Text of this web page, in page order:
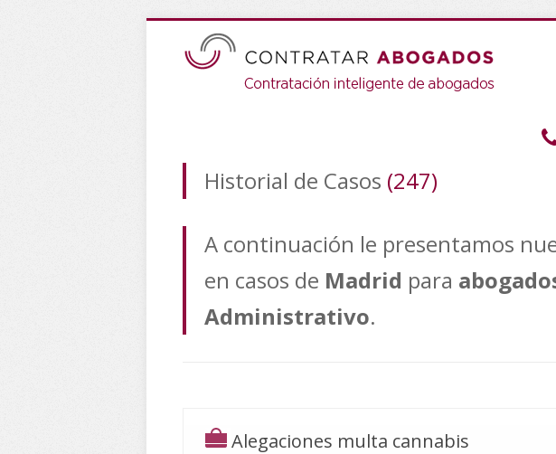
Historial de Casos (247)
A continuación le presentamos
en casos de Madrid para
Administrativo.
Alegaciones multa cannabis